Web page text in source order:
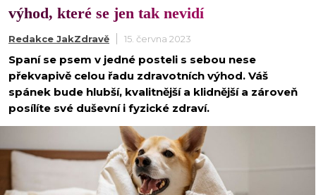
výhod, které se jen tak nevidí
Redakce JakZdravě 15. června 2023
Spaní se psem v jedné posteli s sebou nese
překvapivě celou řadu zdravotních výhod. Váš
spánek bude hlubší, kvalitnější a klidnější a zároveň
posílíte své duševní i fyzické zdraví.